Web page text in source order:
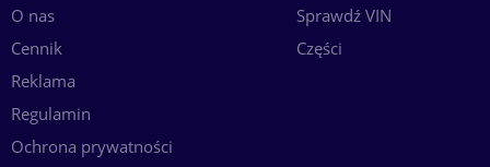
O nas
Cennik
Reklama
Regulamin
Ochrona prywatności
Sprawdź VIN
Części